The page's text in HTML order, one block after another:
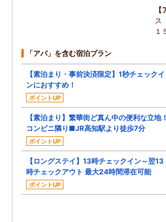
ス
１
「アパ」を含む宿泊プラン
【素泊まり・事前決済限定】1秒チェックイ
ンにおすすめ！
ポイントUP
【素泊まり】繁華街ど真ん中の便利な立地！
コンビニ隣り■JR高知駅より徒歩7分
ポイントUP
【ロングステイ】13時チェックイン～翌13
時チェックアウト 最大24時間滞在可能
ポイントUP